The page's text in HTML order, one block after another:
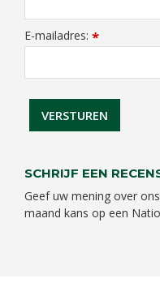
E-mailadres: *
SCHRIJF EEN
Geef uw mening over
maand kans op een